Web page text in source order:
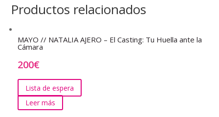
Productos relacionados
MAYO // NATALIA AJERO – El Casting: Tu Huella ante la
Cámara
200€
Lista de espera
Leer más